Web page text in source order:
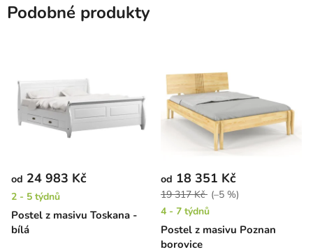
Podobné produkty
Postel z masivu Toskana -
bílá
od 24 983 Kč
2 - 5 týdnů
Postel z masivu Poznan
borovice
od 18 351 Kč
19 317 Kč (–5 %)
4 - 7 týdnů